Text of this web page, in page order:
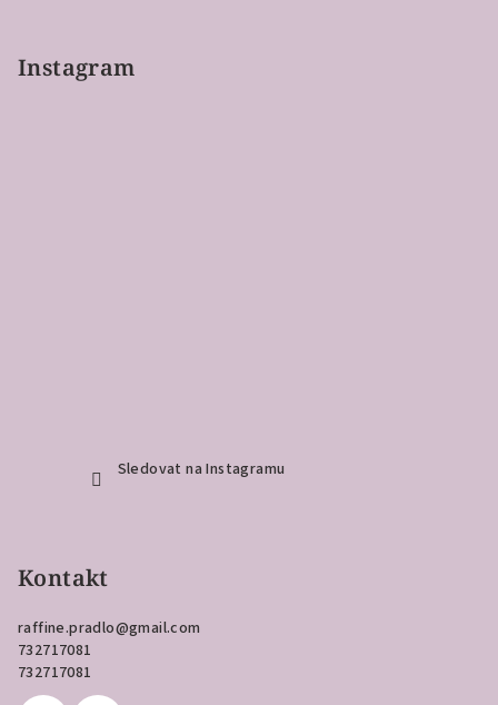
Instagram
Sledovat na Instagramu
Kontakt
raffine.pradlo@gmail.com
732717081
732717081